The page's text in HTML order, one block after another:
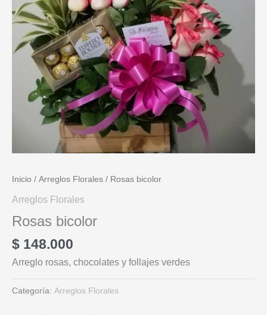
Inicio / Arreglos Florales / Rosas bicolor
Arreglos Florales
Rosas bicolor
$ 148.000
Arreglo rosas, chocolates y follajes verdes
Categoría: Arreglos Florales